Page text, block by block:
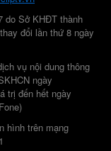
do Sở KHĐT thành
đổi lần thứ 8 ngày
vụ nội dung thông
ngày
trị đến hết ngày
hình trên mạng